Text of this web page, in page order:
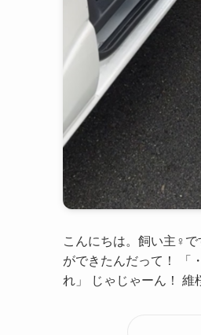
こんにちは。飼い主♀
ができたんだって！ 「
れ」 じゃじゃーん！ 維